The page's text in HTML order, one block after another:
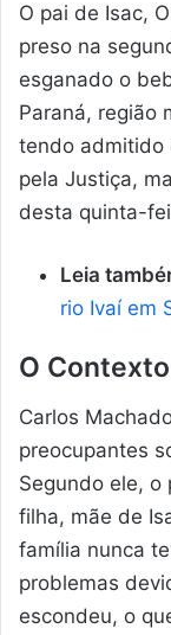
O pai de Isac,
preso na
esganado o
Paraná, região
tendo admitido
pela Justiça,
desta quinta-
Leia
rio Ivaí em
O
Carlos
preocupantes
Segundo ele, o
filha, mãe de
família nunca
problemas
escondeu, o